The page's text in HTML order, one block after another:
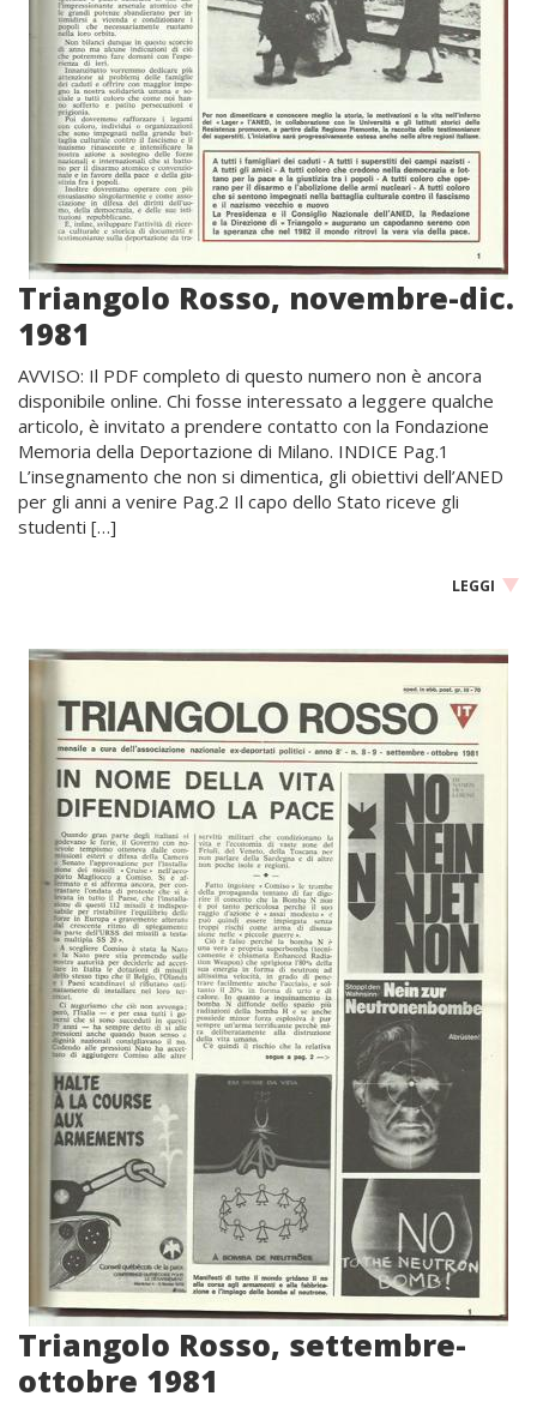
Triangolo Rosso, novembre-dic.
1981
AVVISO: Il PDF completo di questo numero non è ancora
disponibile online. Chi fosse interessato a leggere qualche
articolo, è invitato a prendere contatto con la Fondazione
Memoria della Deportazione di Milano. INDICE Pag.1
L’insegnamento che non si dimentica, gli obiettivi dell’ANED
per gli anni a venire Pag.2 Il capo dello Stato riceve gli
studenti […]
LEGGI
Triangolo Rosso, settembre-
ottobre 1981